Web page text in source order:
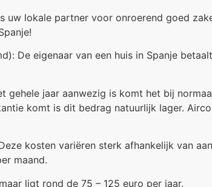
lokale partner voor onroerend goed
De eigenaar van een huis in Spanje
jaar aanwezig is komt het bij
komt is dit bedrag natuurlijk lager.
kosten variëren sterk afhankelijk van
maand.
ligt rond de 75 – 125 euro per jaar.